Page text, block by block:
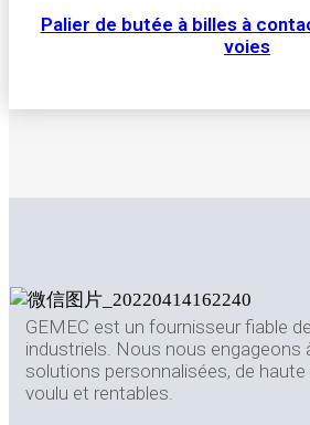
Palier de butée à billes à
voies
GEMEC est un fournisseur fiable
industriels. Nous nous engageons
solutions personnalisées, de
voulu et rentables.